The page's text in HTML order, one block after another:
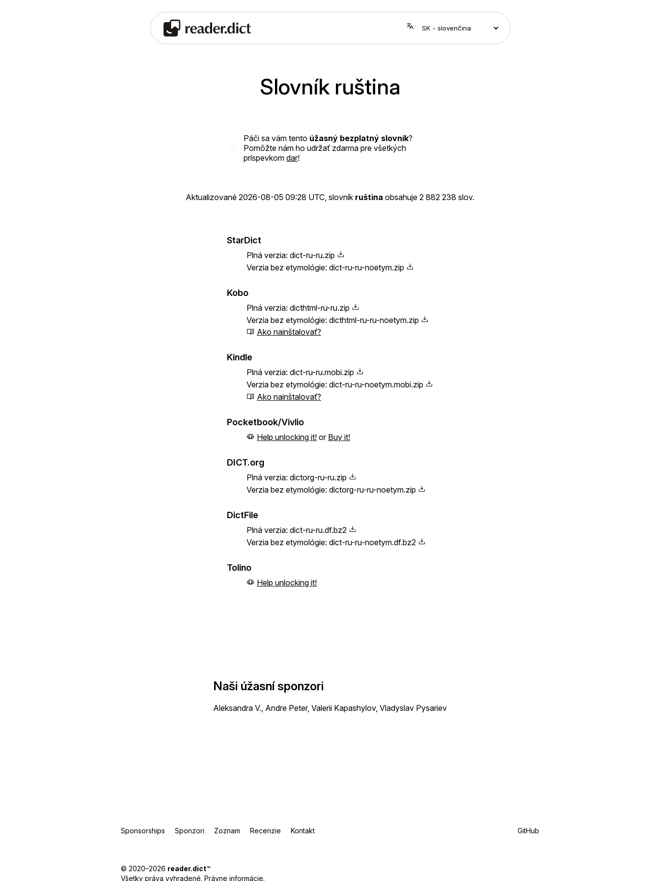
Slovník ruština
Páči sa vám tento úžasný bezplatný slovník?
Pomôžte nám ho udržať zdarma pre všetkých
príspevkom dar!
Aktualizované 2026-08-05 09:28 UTC , slovník ruština obsahuje 2 882 238 slov.
StarDict
Plná verzia: dict-ru-ru.zip
Verzia bez etymológie: dict-ru-ru-noetym.zip
Kobo
Plná verzia: dicthtml-ru-ru.zip
Verzia bez etymológie: dicthtml-ru-ru-noetym.zip
Ako nainštalovať?
Kindle
Plná verzia: dict-ru-ru.mobi.zip
Verzia bez etymológie: dict-ru-ru-noetym.mobi.zip
Ako nainštalovať?
Pocketbook/Vivlio
Help unlocking it! or Buy it!
DICT.org
Plná verzia: dictorg-ru-ru.zip
Verzia bez etymológie: dictorg-ru-ru-noetym.zip
DictFile
Plná verzia: dict-ru-ru.df.bz2
Verzia bez etymológie: dict-ru-ru-noetym.df.bz2
Tolino
Help unlocking it!
Naši úžasní sponzori
Aleksandra V., Andre Peter, Valerii Kapashylov, Vladyslav Pysariev
Sponsorships Sponzori Zoznam Recenzie Kontakt GitHub
© 2020–2026 reader.dict™
Všetky práva vyhradené. Právne informácie.